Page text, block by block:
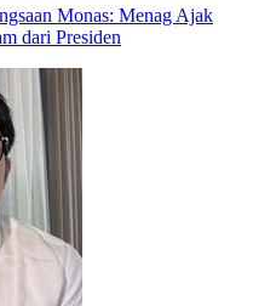
Monas: Menag Ajak
dari Presiden